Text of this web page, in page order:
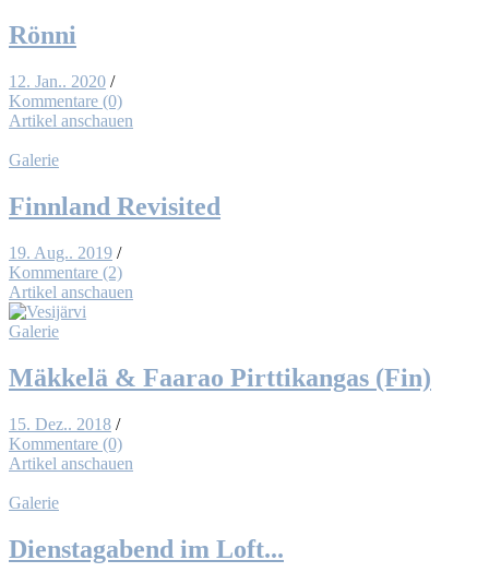
Rön­ni
12. Jan.. 2020 /
Kommentare (0)
Artikel anschauen
Galerie
Finn­land Re­vi­si­ted
19. Aug.. 2019 /
Kommentare (2)
Artikel anschauen
Galerie
Mäk­kelä & Faar­ao Pirt­tik­an­gas (Fin)
15. Dez.. 2018 /
Kommentare (0)
Artikel anschauen
Galerie
Diens­tag­abend im Loft...